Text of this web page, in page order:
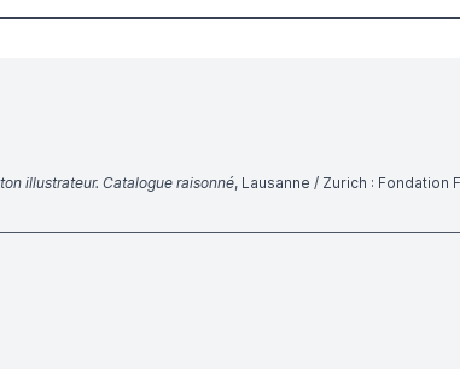
illustrateur. Catalogue raisonné, Lausanne / Zurich : Fondation